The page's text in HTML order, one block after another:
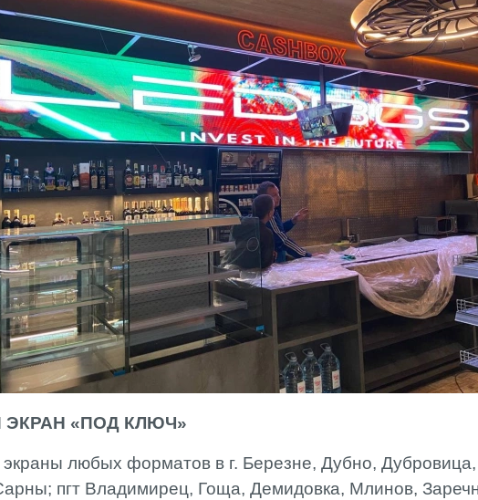
«ПОД КЛЮЧ»
любых форматов в г. Березне, Дубно,
пгт Владимирец, Гоща, Демидовка, Млинов,